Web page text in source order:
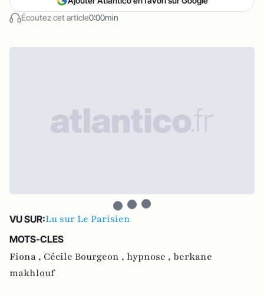
Écoutez cet article0:00min
VU SUR:Lu sur Le Parisien
MOTS-CLES
Fiona , Cécile Bourgeon , hypnose , berkane
makhlouf